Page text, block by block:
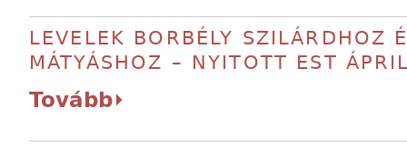
LEVELEK BORBÉLY SZILÁRDHOZ
MÁTYÁSHOZ – NYITOTT EST
Tovább